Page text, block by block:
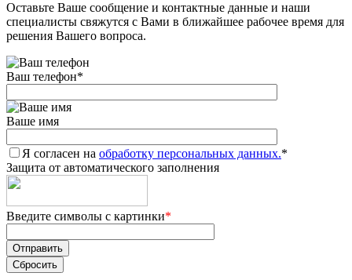
Оставьте Ваше сообщение и контактные данные и наши
специалисты свяжутся с Вами в ближайшее рабочее время для
решения Вашего вопроса.
Ваш телефон*
Ваше имя
Я согласен на обработку персональных данных.*
Защита от автоматического заполнения
Введите символы с картинки*